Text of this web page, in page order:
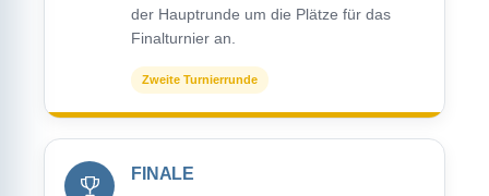
der Hauptrunde um die Plätze für das
Finalturnier an.
Zweite Turnierrunde
FINALE